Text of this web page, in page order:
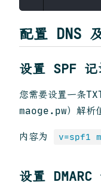
配置 DNS
设置 SPF 记
您需要设置一条
maoge.pw）解析
内容为 v=spf1
设置 DMARC